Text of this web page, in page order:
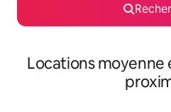
Locations moyenne